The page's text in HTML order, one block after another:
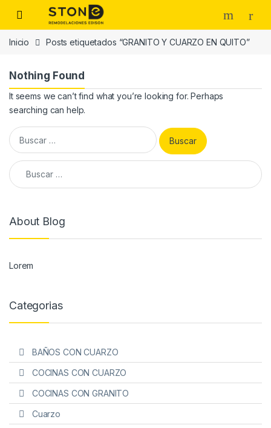
Skip to navigation
Skip to content
Inicio Posts etiquetados “GRANITO Y CUARZO EN QUITO”
Nothing Found
It seems we can’t find what you’re looking for. Perhaps
searching can help.
Buscar:
Buscar:
About Blog
Lorem
Categorias
BAÑOS CON CUARZO
COCINAS CON CUARZO
COCINAS CON GRANITO
Cuarzo